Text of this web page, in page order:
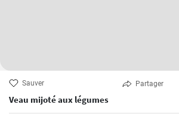
Sauver Partager
Veau mijoté aux légumes